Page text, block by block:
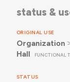
status &
ORIGINAL USE
Organization
Hall
FUNCTIONAL
STATUS